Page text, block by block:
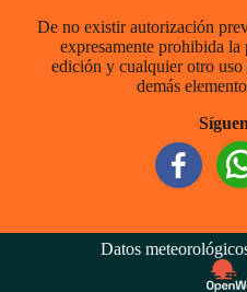
De no existir autorización
expresamente prohibida
edición y cualquier otro uso
demás
Datos